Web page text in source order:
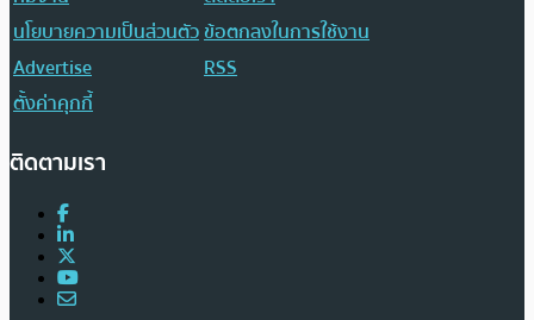
นโยบายความเป็นส่วนตัวข้อตกลงในการใช้งาน
Advertise
RSS
ตั้งค่าคุกกี้
ติดตามเรา